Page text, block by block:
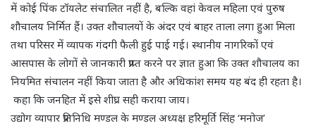
में कोई पिंक टॉयलेट संचालित नहीं है, बल्कि वहां केवल महिला एवं पुरुष
शौचालय निर्मित हैं। उक्त शौचालयों के अंदर एवं बाहर ताला लगा हुआ मिला
तथा परिसर में व्यापक गंदगी फैली हुई पाई गई। स्थानीय नागरिकों एवं
आसपास के लोगों से जानकारी प्राप्त करने पर ज्ञात हुआ कि उक्त शौचालय का
नियमित संचालन नहीं किया जाता है और अधिकांश समय यह बंद ही रहता है।
कहा कि जनहित में इसे शीघ्र सही कराया जाय।
उद्योग व्यापार प्रतिनिधि मण्डल के मण्डल अध्यक्ष हरिमूर्ति सिंह ‘मनोज’